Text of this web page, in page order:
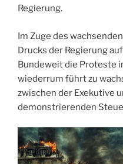
Regierung.
Im Zuge des
Drucks der Regierung
Bundeweit die Proteste
wiederrum führt zu
zwischen der Exekutive
demonstrierenden